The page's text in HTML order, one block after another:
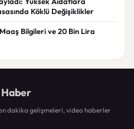
Köklü Değişiklikler
Bilgileri ve 20 Bin Lira
dakika gelişmeleri, video haberler